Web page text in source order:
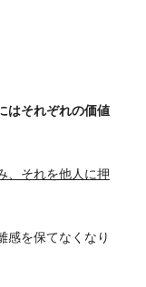
はそれぞれの価値
、それを他人に押
感を保てなくなり